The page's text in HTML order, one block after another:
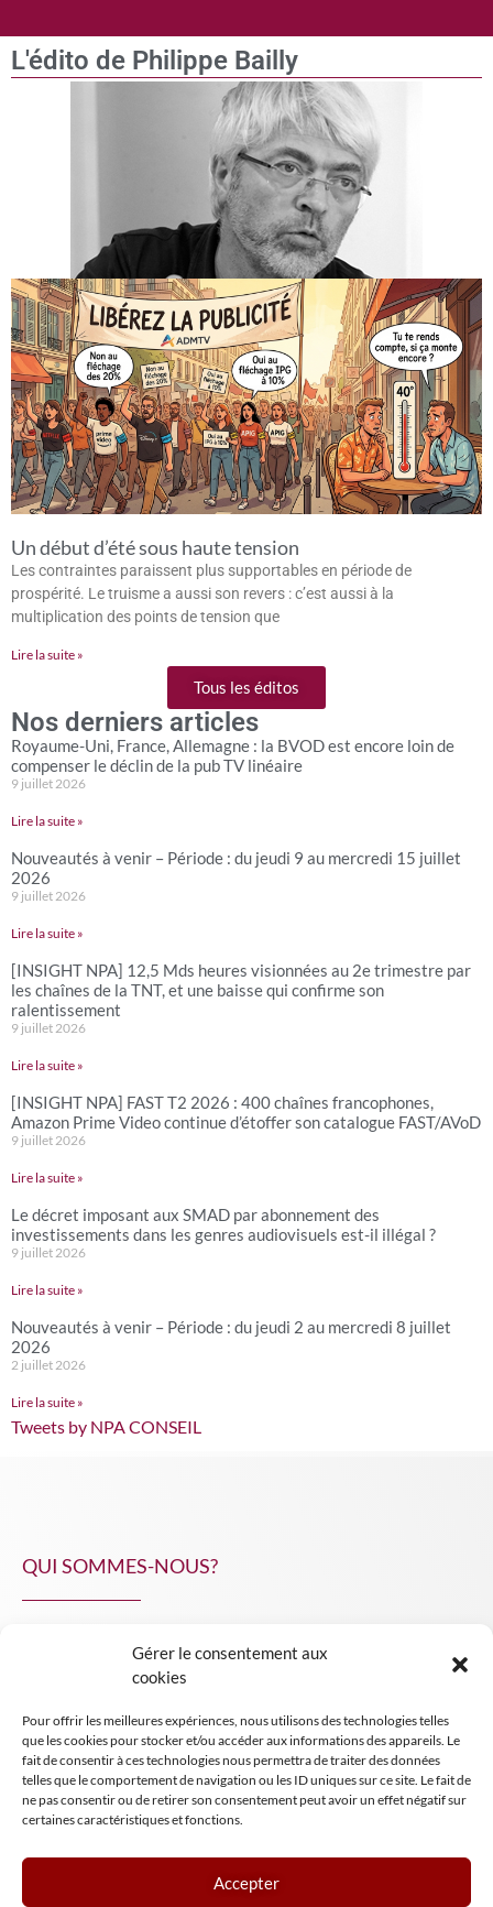
Gérer le consentement aux
cookies
Pour offrir les meilleures expériences, nous utilisons des technologies telles
que les cookies pour stocker et/ou accéder aux informations des appareils. Le
fait de consentir à ces technologies nous permettra de traiter des données
telles que le comportement de navigation ou les ID uniques sur ce site. Le fait de
ne pas consentir ou de retirer son consentement peut avoir un effet négatif sur
certaines caractéristiques et fonctions.
Accepter
L'édito de Philippe Bailly
Un début d’été sous haute tension
Les contraintes paraissent plus supportables en période de
prospérité. Le truisme a aussi son revers : c’est aussi à la
multiplication des points de tension que
Lire la suite »
Tous les éditos
Nos derniers articles
Royaume-Uni, France, Allemagne : la BVOD est encore loin de
compenser le déclin de la pub TV linéaire
9 juillet 2026
Lire la suite »
Nouveautés à venir – Période : du jeudi 9 au mercredi 15 juillet
2026
9 juillet 2026
Lire la suite »
[INSIGHT NPA] 12,5 Mds heures visionnées au 2e trimestre par
les chaînes de la TNT, et une baisse qui confirme son
ralentissement
9 juillet 2026
Lire la suite »
[INSIGHT NPA] FAST T2 2026 : 400 chaînes francophones,
Amazon Prime Video continue d’étoffer son catalogue FAST/AVoD
9 juillet 2026
Lire la suite »
Le décret imposant aux SMAD par abonnement des
investissements dans les genres audiovisuels est-il illégal ?
9 juillet 2026
Lire la suite »
Nouveautés à venir – Période : du jeudi 2 au mercredi 8 juillet
2026
2 juillet 2026
Lire la suite »
Tweets by NPA CONSEIL
QUI SOMMES-NOUS?
INSIGHT NPA